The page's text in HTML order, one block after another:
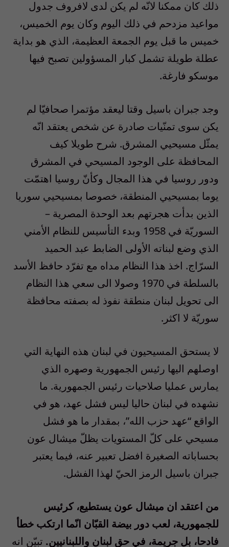
ذلك كان ممكنا لانّه لم يكن لدى لافروف جدول
مواعيد مزدحم في ذلك اليوم وكان يوم الخميس،
خميس ما قبل يوم الجمعة العظيمة، الذي هو بداية
عطلة طويلة تشمل كبار المسؤولين تصبح فيها
موسكو فارغة.
وجد جبران باسيل وقتا ليعقد مؤتمرا صحافيّا لم
يكن سوى تمنّيات صادرة عن شخص يعتقد انّه
يمثّل مسيحيي المشرق. شرح طويلا كيف
المحافظة على الوجود المسيحي في المشرق
ودور روسيا في هذا المجال وكأنّ روسيا اهتمّت
يوما بمسيحيي المنطقة، خصوصا بمسيحيي سوريا
الذين بدأت هجرتهم بعد الوحدة المصرية –
السوريّة في 1958 وبدء التأسيس للنظام الأمني
الذي وضع لبناته الأولى الضابط عبد الحميد
السرّاج. اخذ هذا النظام مداه مع تفرّد حافظ الأسد
بالسلطة في 1970 وصولا الى سعي هذا النظام
الى تحويل لبنان منطقة نفوذ له بصفته محافظة
سوريّة لا اكثر.
لا يستحق المسيحيون في لبنان هذه النهاية التي
اوصلهم اليها رئيس الجمهورية وصهره الذي
يمارس عمليا صلاحيات رئيس الجمهورية. ما
نشهده في لبنان حاليا ليس فشل عهد، هو في
الواقع “عهد حزب الله”، بمقدار ما هو فشل
مسيحي على كلّ المستويات يظلّ ميشال عون
بحساباته الصغيرة افضل تعبير عنه، فيما يعتبر
جبران باسيل الرمز الحيّ لهذا الفشل.
من اعتقد ان ميشال عون يستطيع، كرئيس
للجمهورية، لعب دور بيضة القبّان انّما ارتكب خطأ
فادحا، بل جريمة، في حق لبنان واللبنانيين. تبيّن انه